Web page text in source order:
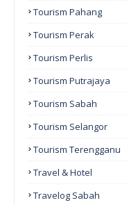
Tourism Pahang
Tourism Perak
Tourism Perlis
Tourism Putrajaya
Tourism Sabah
Tourism Selangor
Tourism Terengganu
Travel & Hotel
Travelog Sabah